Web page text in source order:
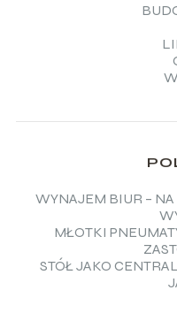
WYNAJEM BIUR –
MŁOTKI
STÓŁ JAKO